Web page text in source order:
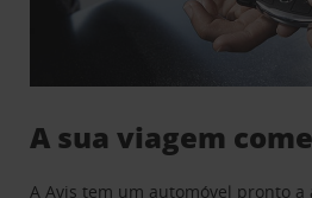
A sua viagem
A Avis tem um automóvel pronto